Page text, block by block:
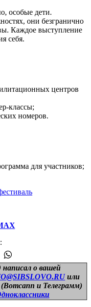
особые дети.
они безгранично
Каждое выступление
себя.
центров
классы;
номеров.
для участников;
о вашей
или
(Вотсапп и Телеграмм)